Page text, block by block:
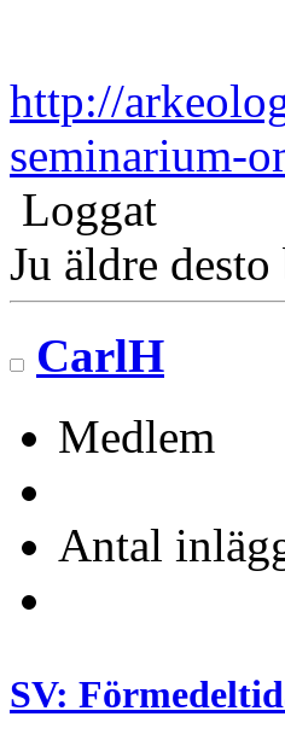
http://
seminarium-
Loggat
Ju äldre desto
CarlH
Medlem
Antal
SV: